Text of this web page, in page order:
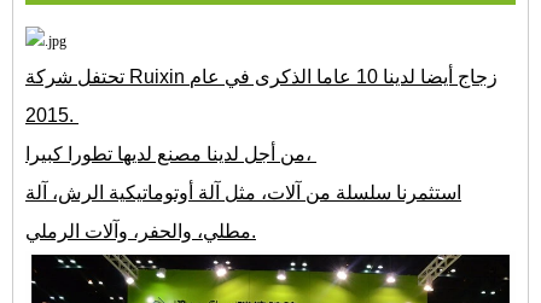
تحتفل شركة Ruixin زجاج أيضا لدينا 10 عاما الذكرى في عام
2015.
من أجل لدينا مصنع لديها تطورا كبيرا،
استثمرنا سلسلة من آلات، مثل آلة أوتوماتيكية الرش، آلة
مطلي، والحفر، وآلات الرملي.